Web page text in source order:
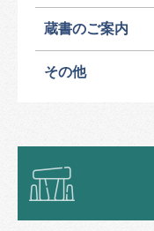
蔵書のご案内
その他